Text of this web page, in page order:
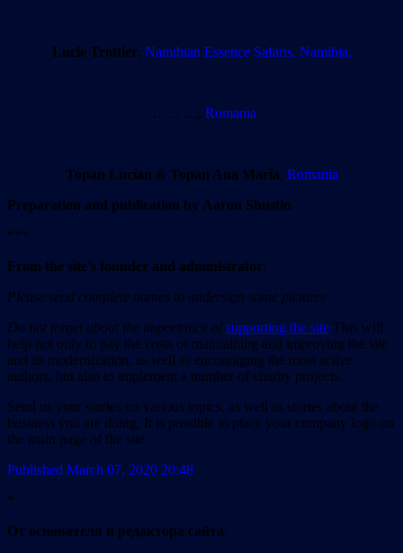
Lucie Trottier, Namibian Essence Safaris, Namibia,
… … …, Romania
Topan Lucian & Topan Ana Maria, Romania
Preparation and publication by Aaron Shustin
***
From the site’s founder and administrator:
Please send complete names to undersign some pictures
Do not forget about the importance of supporting the site This will
help not only to pay the costs of maintaining and improving the site
and its modernization, as well as encouraging the most active
authors, but also to implement a number of charity projects.
Send us your stories on various topics, as well as stories about the
business you are doing. It is possible to place your company logo on
the main page of the site.
Published March 07, 2020 20:48
*
От основателя и редактора сайта: